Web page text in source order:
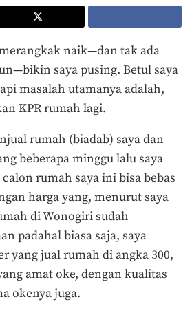
naik—dan tak ada
saya pusing. Betul saya
masalah utamanya adalah,
KPR rumah lagi.
rumah (biadab) saya dan
beberapa minggu lalu saya
rumah saya ini bisa bebas
harga yang, menurut saya
di Wonogiri sudah
padahal biasa saja, saya
yang jual rumah di angka 300,
amat oke, dengan kualitas
okenya juga.